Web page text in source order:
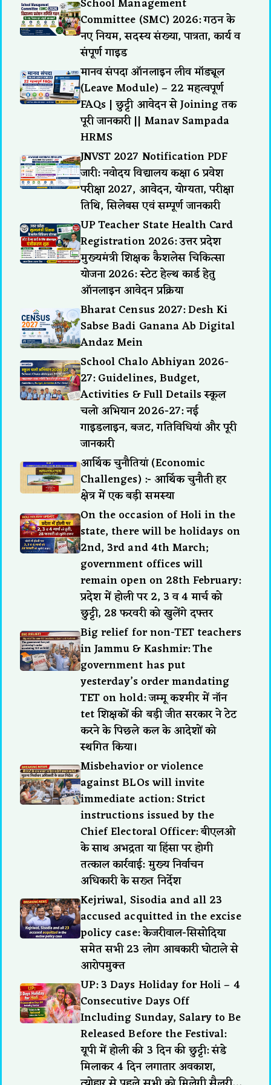
Committee (SMC) 2026: गठन के
नए नियम, सदस्य संख्या, पात्रता, कार्य व
संपूर्ण गाइड
मानव संपदा ऑनलाइन लीव मॉड्यूल
(Leave Module) – 22 महत्वपूर्ण
FAQs | छुट्टी आवेदन से Joining तक
पूरी जानकारी || Manav Sampada
HRMS
JNVST 2027 Notification PDF
जारी: नवोदय विद्यालय कक्षा 6 प्रवेश
परीक्षा 2027, आवेदन, योग्यता, परीक्षा
तिथि, सिलेबस एवं सम्पूर्ण जानकारी
UP Teacher State Health Card
Registration 2026: उत्तर प्रदेश
मुख्यमंत्री शिक्षक कैशलेस चिकित्सा
योजना 2026: स्टेट हेल्थ कार्ड हेतु
ऑनलाइन आवेदन प्रक्रिया
Bharat Census 2027: Desh Ki
Sabse Badi Ganana Ab Digital
Andaz Mein
School Chalo Abhiyan 2026-
27: Guidelines, Budget,
Activities & Full Details स्कूल
चलो अभियान 2026-27: नई
गाइडलाइन, बजट, गतिविधियां और पूरी
जानकारी
आर्थिक चुनौतियां (Economic
Challenges) :- आर्थिक चुनौती हर
क्षेत्र में एक बड़ी समस्या
On the occasion of Holi in the
state, there will be holidays on
2nd, 3rd and 4th March;
government offices will
remain open on 28th February:
प्रदेश में होली पर 2, 3 व 4 मार्च को
छुट्टी, 28 फरवरी को खुलेंगे दफ्तर
Big relief for non-TET teachers
in Jammu & Kashmir: The
government has put
yesterday’s order mandating
TET on hold: जम्मू कश्मीर में नॉन
tet शिक्षकों की बड़ी जीत सरकार ने टेट
करने के पिछले कल के आदेशों को
स्थगित किया।
Misbehavior or violence
against BLOs will invite
immediate action: Strict
instructions issued by the
Chief Electoral Officer: बीएलओ
के साथ अभद्रता या हिंसा पर होगी
तत्काल कार्रवाई: मुख्य निर्वाचन
अधिकारी के सख्त निर्देश
Kejriwal, Sisodia and all 23
accused acquitted in the excise
policy case: केजरीवाल-सिसोदिया
समेत सभी 23 लोग आबकारी घोटाले से
आरोपमुक्त
UP: 3 Days Holiday for Holi – 4
Consecutive Days Off
Including Sunday, Salary to Be
Released Before the Festival:
यूपी में होली की 3 दिन की छुट्टी: संडे
मिलाकर 4 दिन लगातार अवकाश,